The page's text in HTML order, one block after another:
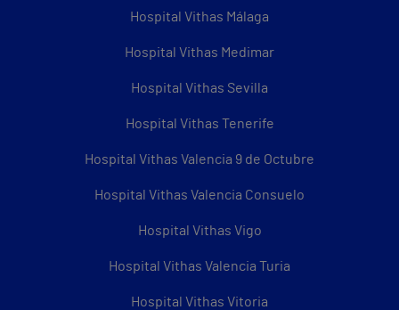
Hospital Vithas Málaga
Hospital Vithas Medimar
Hospital Vithas Sevilla
Hospital Vithas Tenerife
Hospital Vithas Valencia 9 de Octubre
Hospital Vithas Valencia Consuelo
Hospital Vithas Vigo
Hospital Vithas Valencia Turia
Hospital Vithas Vitoria